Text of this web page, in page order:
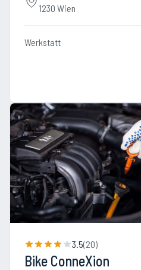
1230 Wien
Werkstatt
3.5(20)
Bike ConneXion